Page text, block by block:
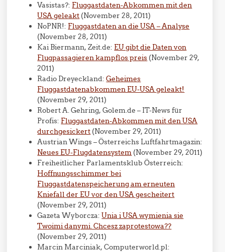
Vasistas?: Fluggastdaten-Abkommen mit den
USA geleakt (November 28, 2011)
NoPNR!: Fluggastdaten an die USA – Analyse
(November 28, 2011)
Kai Biermann, Zeit.de: EU gibt die Daten von
Flugpassagieren kampflos preis (November 29,
2011)
Radio Dreyeckland:Geheimes
Fluggastdatenabkommen EU-USA geleakt!
(November 29, 2011)
Robert A. Gehring, Golem.de – IT-News für
Profis: Fluggastdaten-Abkommen mit den USA
durchgesickert (November 29, 2011)
Austrian Wings – Österreichs Luftfahrtmagazin:
Neues EU-Flugdatensystem (November 29, 2011)
Freiheitlicher Parlamentsklub Österreich:
Hoffnungsschimmer bei
Fluggastdatenspeicherung am erneuten
Kniefall der EU vor den USA gescheitert
(November 29, 2011)
Gazeta Wyborcza:Unia i USA wymienia sie
Twoimi danymi. Chcesz zaprotestowa??
(November 29, 2011)
Marcin Marciniak, Computerworld.pl: